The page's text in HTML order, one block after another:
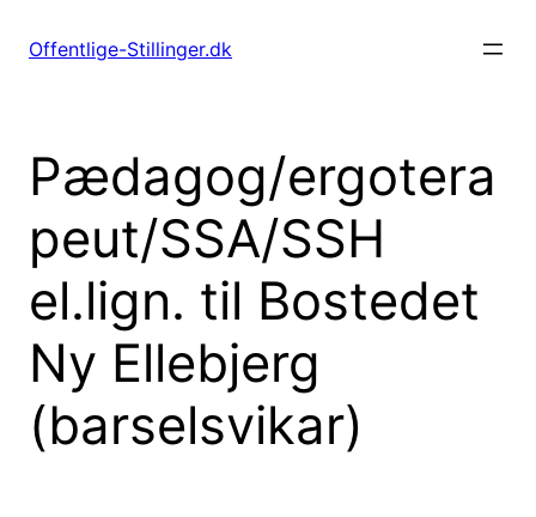
Offentlige-Stillinger.dk
Pædagog/ergotera
peut/SSA/SSH
el.lign. til Bostedet
Ny Ellebjerg
(barselsvikar)